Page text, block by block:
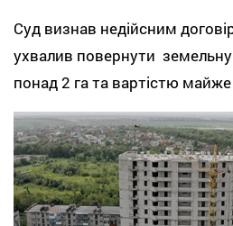
Суд визнав недійсним
ухвалив повернути
понад 2 га та вартістю